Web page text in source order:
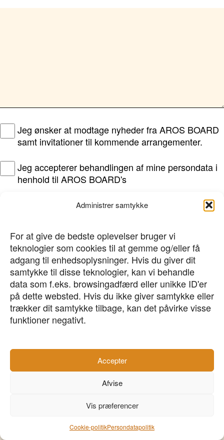
Administrer samtykke
For at give de bedste oplevelser bruger vi
teknologier som cookies til at gemme og/eller få
adgang til enhedsoplysninger. Hvis du giver dit
samtykke til disse teknologier, kan vi behandle
data som f.eks. browsingadfærd eller unikke ID'er
på dette websted. Hvis du ikke giver samtykke eller
trækker dit samtykke tilbage, kan det påvirke visse
funktioner negativt.
Accepter
Afvise
Vis præferencer
Cookie-politikPersondatapolitik
Jeg ønsker at modtage nyheder fra AROS BOARD
samt invitationer til kommende arrangementer.
Jeg accepterer behandlingen af mine persondata i
henhold til AROS BOARD's
Ryd
Forside/Arrangementer/ Vol 8.2
Bestyrelsesseminar –
vol 8.2